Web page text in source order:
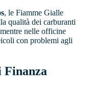
, le Fiamme Gialle
qualità dei carburanti
nelle officine
con problemi agli